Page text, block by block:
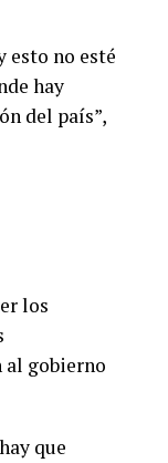
esto no esté
hay
del país”,
los
al gobierno
que